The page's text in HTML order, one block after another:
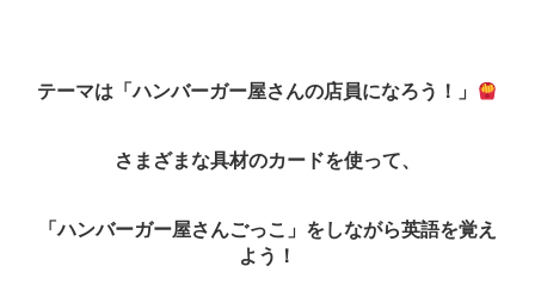
テーマは「ハンバーガー屋さんの店員になろう！」
さまざまな具材のカードを使って、
「ハンバーガー屋さんごっこ」をしながら英語を覚え
よう！